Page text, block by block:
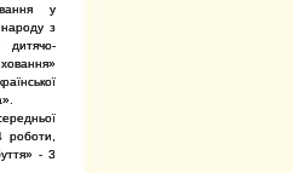
у
народу з
дитячо-
- 3